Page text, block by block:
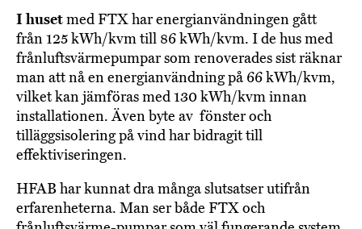
I husetmed FTX har energianvändningen gått
från 125 kWh/kvm till 86 kWh/kvm. I de hus med
frånluftsvärmepumpar som renoverades sist räknar
man att nå en energianvändning på 66 kWh/kvm,
vilket kan jämföras med 130 kWh/kvm innan
installationen. Även byte av fönster och
tilläggsisolering på vind har bidragit till
effektiviseringen.
HFAB har kunnat dra många slutsatser utifrån
erfarenheterna. Man ser både FTX och